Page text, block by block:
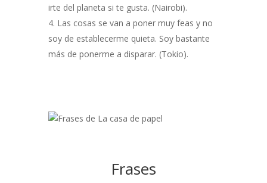
irte del planeta si te gusta. (Nairobi).
Las cosas se van a poner muy feas y no
soy de establecerme quieta. Soy bastante
más de ponerme a disparar. (Tokio).
Frases